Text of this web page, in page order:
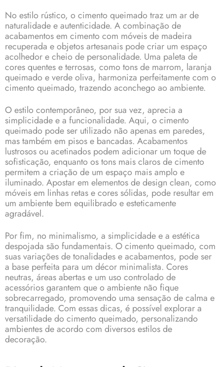
No estilo rústico, o cimento queimado traz um ar de
naturalidade e autenticidade. A combinação de
acabamentos em cimento com móveis de madeira
recuperada e objetos artesanais pode criar um espaço
acolhedor e cheio de personalidade. Uma paleta de
cores quentes e terrosas, como tons de marrom, laranja
queimado e verde oliva, harmoniza perfeitamente com o
cimento queimado, trazendo aconchego ao ambiente.
O estilo contemporâneo, por sua vez, aprecia a
simplicidade e a funcionalidade. Aqui, o cimento
queimado pode ser utilizado não apenas em paredes,
mas também em pisos e bancadas. Acabamentos
lustrosos ou acetinados podem adicionar um toque de
sofisticação, enquanto os tons mais claros de cimento
permitem a criação de um espaço mais amplo e
iluminado. Apostar em elementos de design clean, como
móveis em linhas retas e cores sólidas, pode resultar em
um ambiente bem equilibrado e esteticamente
agradável.
Por fim, no minimalismo, a simplicidade e a estética
despojada são fundamentais. O cimento queimado, com
suas variações de tonalidades e acabamentos, pode ser
a base perfeita para um décor minimalista. Cores
neutras, áreas abertas e um uso controlado de
acessórios garantem que o ambiente não fique
sobrecarregado, promovendo uma sensação de calma e
tranquilidade. Com essas dicas, é possível explorar a
versatilidade do cimento queimado, personalizando
ambientes de acordo com diversos estilos de
decoração.